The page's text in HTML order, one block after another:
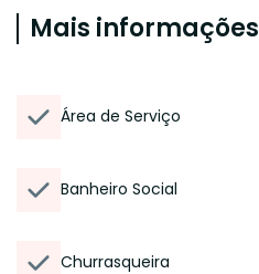
Mais informações
Área de Serviço
Banheiro Social
Churrasqueira